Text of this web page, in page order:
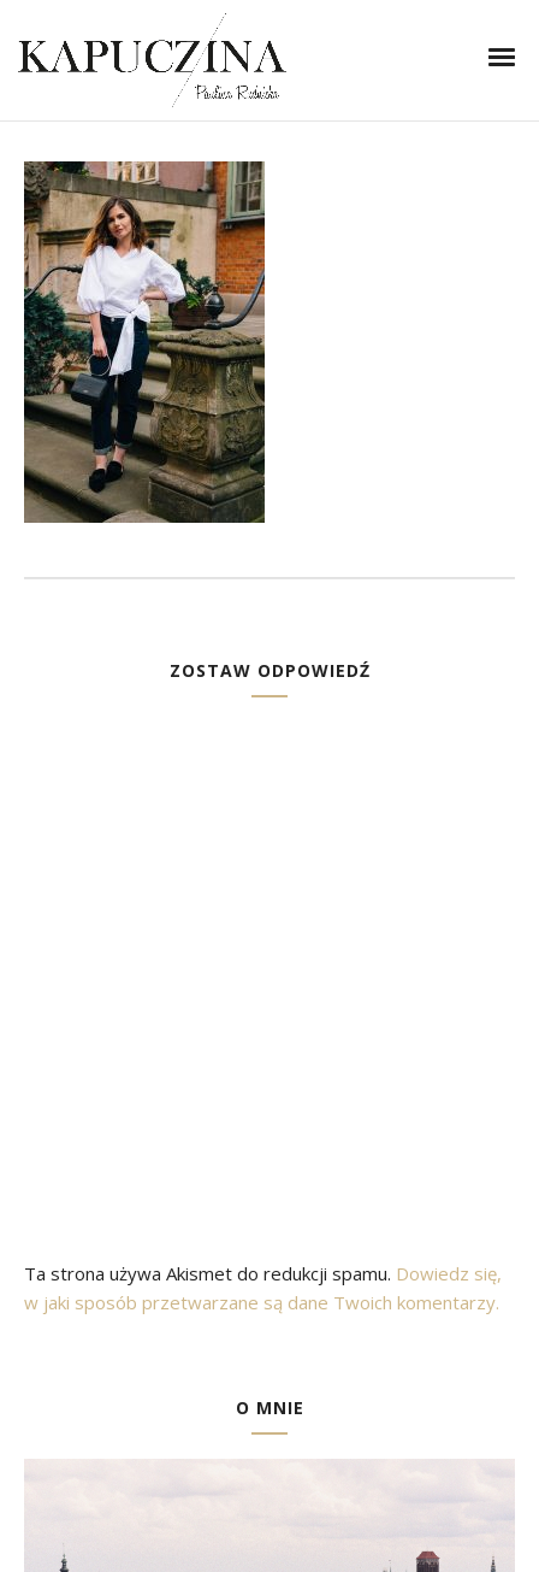
24 lipca 2018
KOB_20180514_F1_9635
Written by
ZOSTAW ODPOWIEDŹ
Ta strona używa Akismet do redukcji spamu. Dowiedz się,
w jaki sposób przetwarzane są dane Twoich komentarzy.
O MNIE